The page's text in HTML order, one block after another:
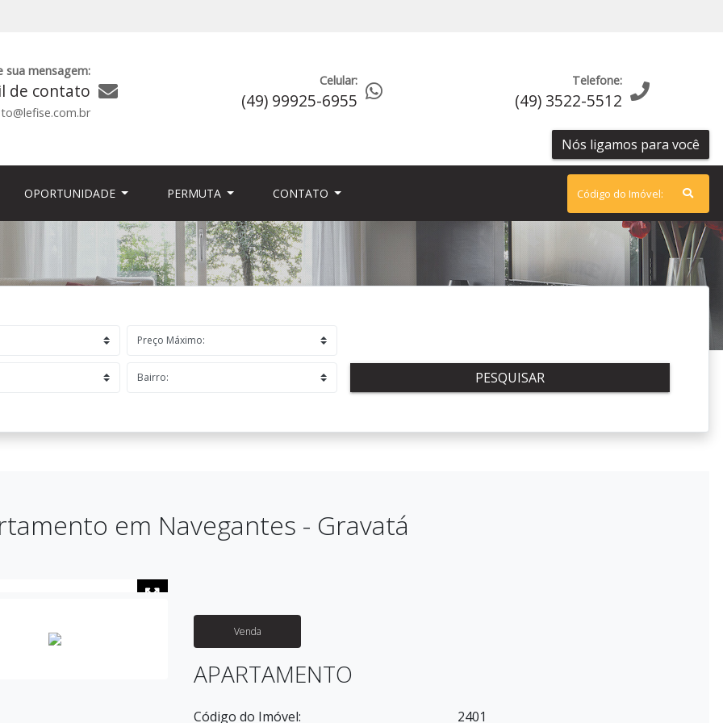
sua mensagem:
de contato Celular:
(49) 99925-6955
Telefone:
(49) 3522-5512
Nós ligamos para você
OPORTUNIDADE PERMUTA CONTATO
PESQUISAR
em Navegantes - Gravatá
Venda
APARTAMENTO
Código do Imóvel: 2401